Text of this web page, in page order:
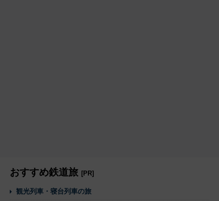
おすすめ鉄道旅 [PR]
観光列車・寝台列車の旅